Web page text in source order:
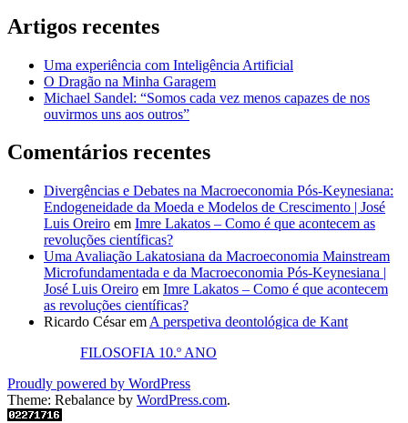
Artigos recentes
Uma experiência com Inteligência Artificial
O Dragão na Minha Garagem
Michael Sandel: “Somos cada vez menos capazes de nos
ouvirmos uns aos outros”
Comentários recentes
Divergências e Debates na Macroeconomia Pós-Keynesiana:
Endogeneidade da Moeda e Modelos de Crescimento | José
Luis Oreiro em Imre Lakatos – Como é que acontecem as
revoluções científicas?
Uma Avaliação Lakatosiana da Macroeconomia Mainstream
Microfundamentada e da Macroeconomia Pós-Keynesiana |
José Luis Oreiro em Imre Lakatos – Como é que acontecem
as revoluções científicas?
Ricardo Césarem A perspetiva deontológica de Kant
FILOSOFIA 10.º ANO
Proudly powered by WordPress
Theme: Rebalance by WordPress.com.